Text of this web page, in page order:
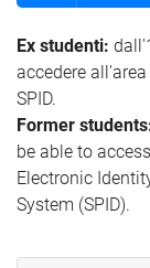
Ex studenti:
accedere
SPID.
Former
be able to
Electronic
System (SPID).